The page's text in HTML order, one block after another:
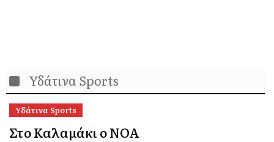
Υδάτινα Sports
Υδάτινα Sports
Στο Καλαμάκι ο ΝΟΑ